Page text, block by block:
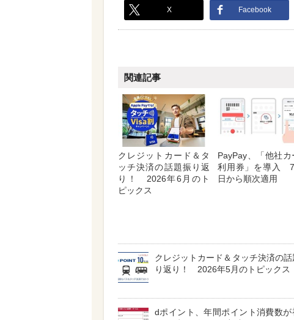
X Facebook
関連記事
クレジットカード＆タ
ッチ決済の話題振り返
り！ 2026年6月のト
ピックス
PayPay、「他社カ
利用券」を導入
日から順次適用
クレジットカード＆タッチ決済の話
り返り！ 2026年5月のトピックス
dポイント、年間ポイント消費数が